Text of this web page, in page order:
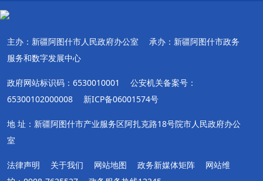
主办：新疆阿图什市人民政府办公室
承办：新疆阿图什市政务
服务和数字发展中心
政府网站标识码：6530010001
公安机关备案号：
65300102000008
新ICP备06001574号
地 址：新疆阿图什市产业服务区阿扎克路18号院市人民政府办公
室
法律声明 关于我们 网站地图 政务新媒体矩阵
网站维